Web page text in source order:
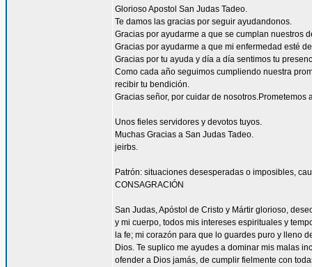
Glorioso Apostol San Judas Tadeo.
Te damos las gracias por seguir ayudandonos.
Gracias por ayudarme a que se cumplan nuestros
Gracias por ayudarme a que mi enfermedad esté
Gracias por tu ayuda y día a día sentimos tu
Como cada año seguimos cumpliendo nuestra
recibir tu bendición.
Gracias señor, por cuidar de
Unos fieles servidores y devotos tuyos.
Muchas Gracias a San Judas Tadeo.
jeirbs.
Patrón: situaciones desesperadas o imposibles,
CONSAGRACIÓN
San Judas, Apóstol de Cristo y Mártir glorioso,
y mi cuerpo, todos mis intereses espirituales y
la fe; mi corazón para que lo guardes puro y lleno
Dios. Te suplico me ayudes a dominar mis malas
ofender a Dios jamás, de cumplir fielmente con